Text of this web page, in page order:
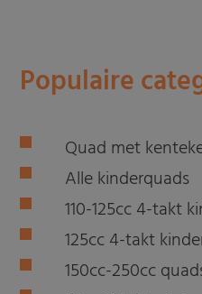
Populaire
Quad met
Alle kinderquads
110-125cc 4-takt
125cc 4-takt
150cc-250cc